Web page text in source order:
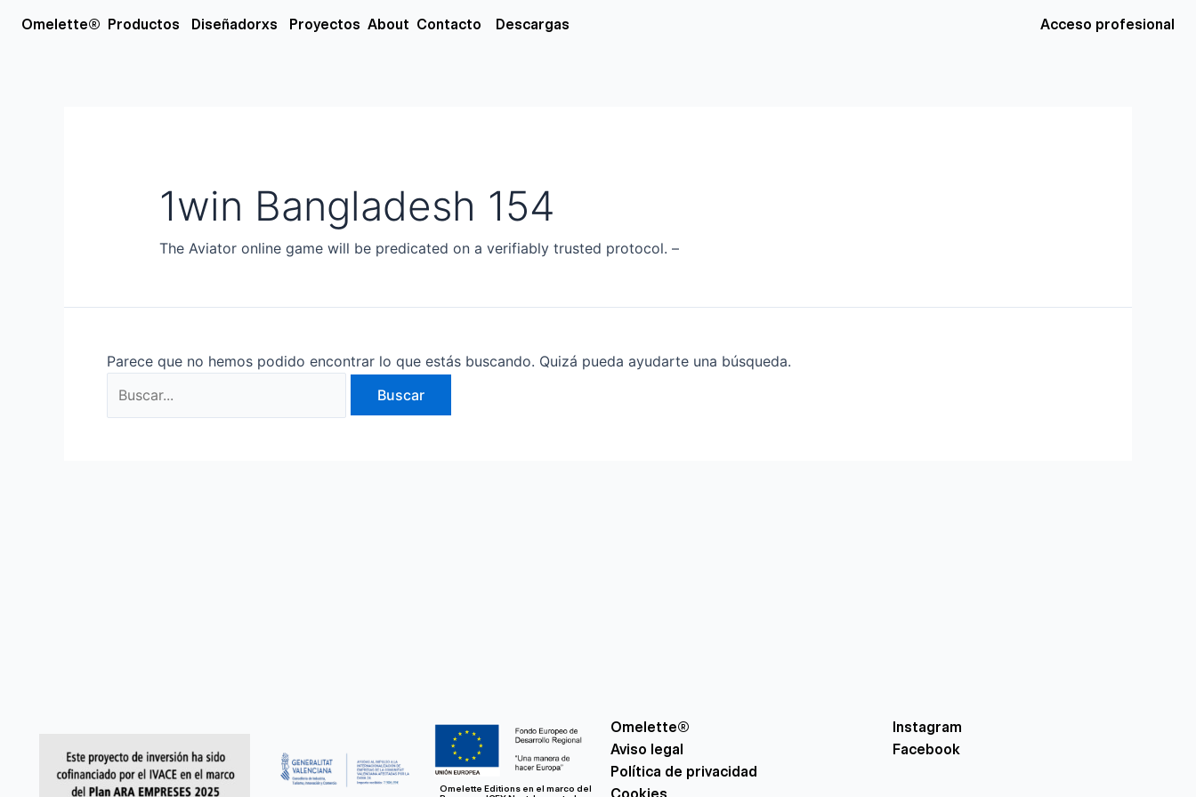
Omelette® Productos Open Productos
Diseñadorxs Open Diseñadorxs
Proyectos About Contacto Descargas Acceso profesional
1win Bangladesh 154
The Aviator online game will be predicated on a verifiably trusted protocol. –
Parece que no hemos podido encontrar lo que estás buscando. Quizá pueda ayudarte una búsqueda.
por:
Omelette Editions en el marco del
Omelette®
Aviso legal
Política de privacidad
Instagram
Facebook